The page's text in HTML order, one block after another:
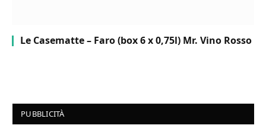
Le Casematte – Faro (box 6 x 0,75l) Mr. Vino Rosso
PUBBLICITÀ